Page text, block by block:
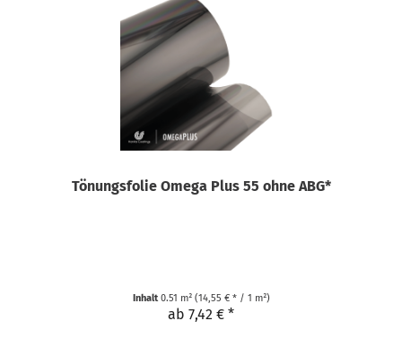
Tönungsfolie Omega Plus 55 ohne ABG*
Inhalt0.51 m² (14,55 € * / 1 m²)
ab 7,42 € *